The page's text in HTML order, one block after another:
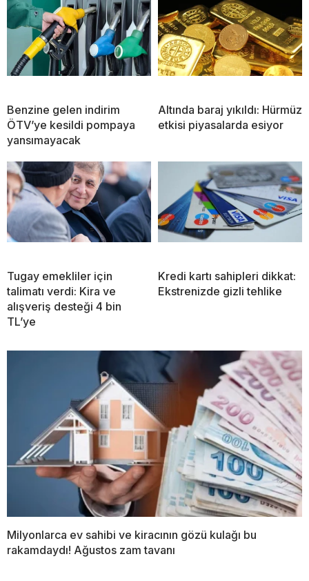
Benzine gelen indirim
ÖTV’ye kesildi pompaya
yansımayacak
Altında baraj yıkıldı: Hürmüz
etkisi piyasalarda esiyor
Tugay emekliler için
talimatı verdi: Kira ve
alışveriş desteği 4 bin
TL’ye
Kredi kartı sahipleri dikkat:
Ekstrenizde gizli tehlike
Milyonlarca ev sahibi ve kiracının gözü kulağı bu
rakamdaydı! Ağustos zam tavanı